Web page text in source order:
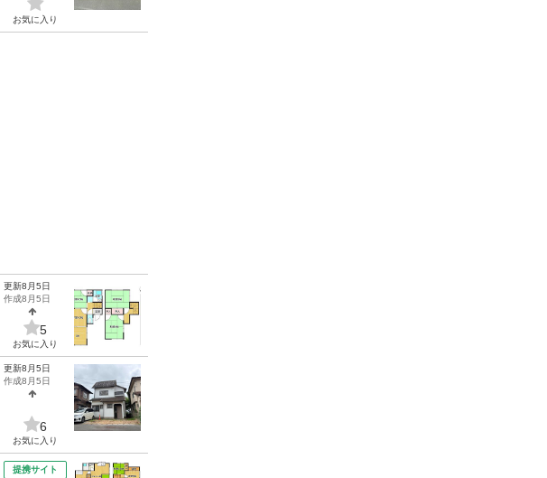
お気に入り
更新8月5日
作成8月5日
5
お気に入り
更新8月5日
作成8月5日
6
お気に入り
提携サイト